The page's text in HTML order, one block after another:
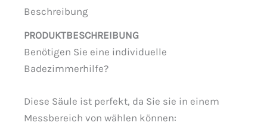
Beschreibung
PRODUKTBESCHREIBUNG
Benötigen Sie eine individuelle
Badezimmerhilfe?
Diese Säule ist perfekt, da Sie sie in einem
Messbereich von wählen können: